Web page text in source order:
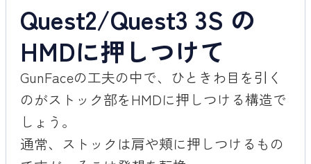
Quest2/Quest3 3S の
HMDに押しつけて
GunFaceの工夫の中で、ひときわ目を引く
のがストック部をHMDに押しつける構造で
しょう。
通常、ストックは肩や頬に押しつけるもの